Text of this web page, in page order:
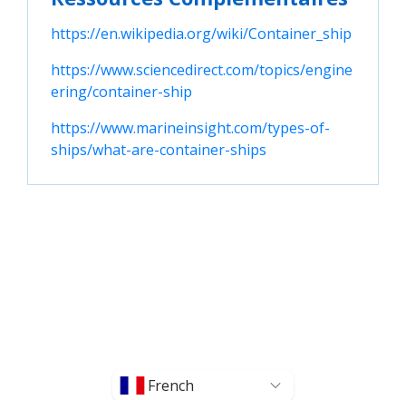
https://en.wikipedia.org/wiki/Container_ship
https://www.sciencedirect.com/topics/engine
ering/container-ship
https://www.marineinsight.com/types-of-
ships/what-are-container-ships
French